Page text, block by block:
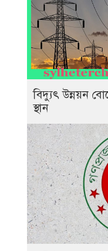
বিদ্যুৎ উন্নয়ন
স্থান